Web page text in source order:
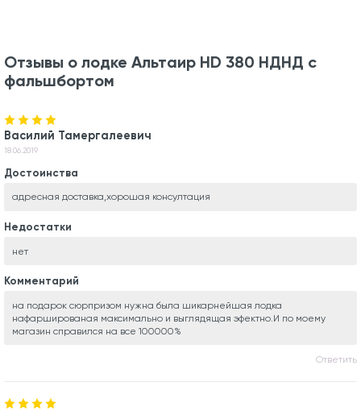
Отзывы о лодке Альтаир HD 380 НДНД с
фальшбортом
Василий Тамергалеевич
18.06.2019
Достоинства
адресная доставка,хорошая консултация
Недостатки
нет
Комментарий
на подарок сюрпризом нужна была шикарнейшая лодка
нафаршированая максимально и выглядящая эфектно.И по моему
магазин справился на все 100000%
Ответить